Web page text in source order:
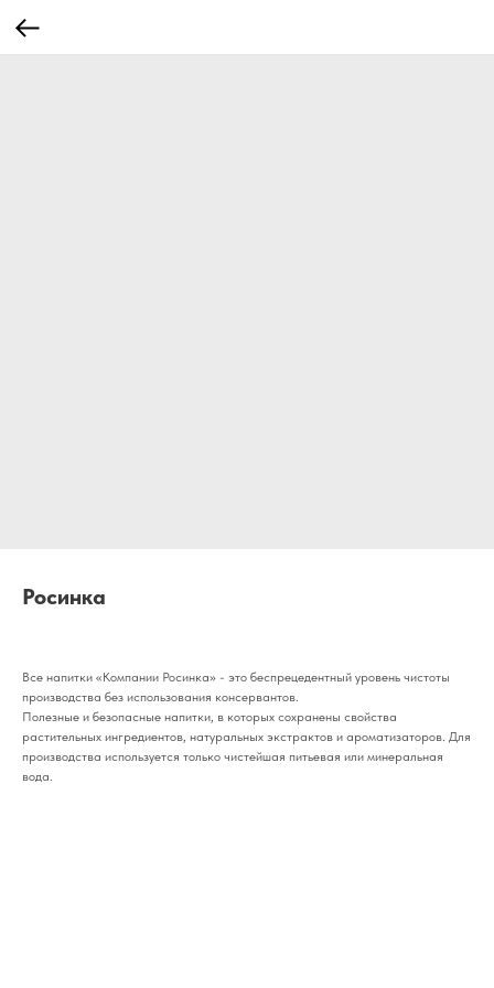
Росинка
Все напитки «Компании Росинка» - это беспрецедентный уровень чистоты
производства без использования консервантов.
Полезные и безопасные напитки, в которых сохранены свойства
растительных ингредиентов, натуральных экстрактов и ароматизаторов. Для
производства используется только чистейшая питьевая или минеральная
вода.